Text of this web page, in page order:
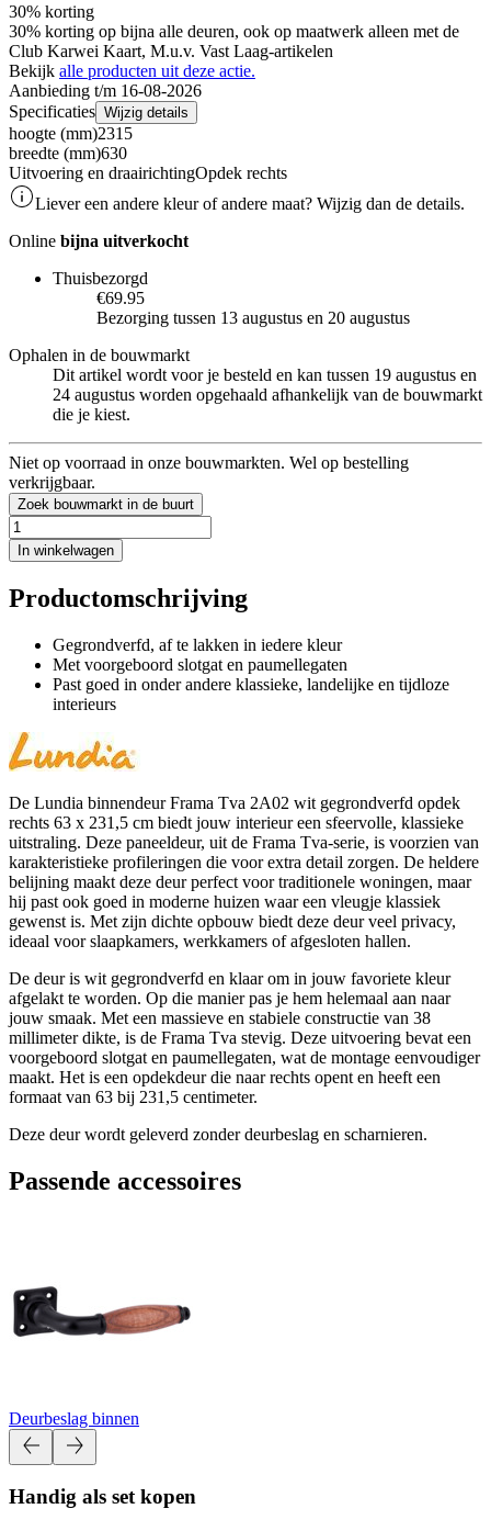
30% korting
30% korting op bijna alle deuren, ook op maatwerk alleen met de
Club Karwei Kaart, M.u.v. Vast Laag-artikelen
Bekijk alle producten uit deze actie.
Aanbieding t/m 16-08-2026
Specificaties Wijzig details
hoogte (mm)2315
breedte (mm)630
Uitvoering en draairichtingOpdek rechts
Liever een andere kleur of andere maat? Wijzig dan de details.
Online bijna uitverkocht
Thuisbezorgd
€69.95
Bezorging tussen 13 augustus en 20 augustus
Ophalen in de bouwmarkt
Dit artikel wordt voor je besteld en kan tussen 19 augustus en
24 augustus worden opgehaald afhankelijk van de bouwmarkt
die je kiest.
Niet op voorraad in onze bouwmarkten. Wel op bestelling
verkrijgbaar.
Zoek bouwmarkt in de buurt
In winkelwagen
Productomschrijving
Gegrondverfd, af te lakken in iedere kleur
Met voorgeboord slotgat en paumellegaten
Past goed in onder andere klassieke, landelijke en tijdloze
interieurs
De Lundia binnendeur Frama Tva 2A02 wit gegrondverfd opdek
rechts 63 x 231,5 cm biedt jouw interieur een sfeervolle, klassieke
uitstraling. Deze paneeldeur, uit de Frama Tva-serie, is voorzien van
karakteristieke profileringen die voor extra detail zorgen. De heldere
belijning maakt deze deur perfect voor traditionele woningen, maar
hij past ook goed in moderne huizen waar een vleugje klassiek
gewenst is. Met zijn dichte opbouw biedt deze deur veel privacy,
ideaal voor slaapkamers, werkkamers of afgesloten hallen.
De deur is wit gegrondverfd en klaar om in jouw favoriete kleur
afgelakt te worden. Op die manier pas je hem helemaal aan naar
jouw smaak. Met een massieve en stabiele constructie van 38
millimeter dikte, is de Frama Tva stevig. Deze uitvoering bevat een
voorgeboord slotgat en paumellegaten, wat de montage eenvoudiger
maakt. Het is een opdekdeur die naar rechts opent en heeft een
formaat van 63 bij 231,5 centimeter.
Deze deur wordt geleverd zonder deurbeslag en scharnieren.
Passende accessoires
Deurbeslag binnen
Handig als set kopen